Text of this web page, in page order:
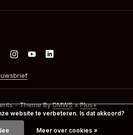
- Theme ByDMWSxPlus+
website te verbeteren. Is dat akkoord?
Meer over cookies »